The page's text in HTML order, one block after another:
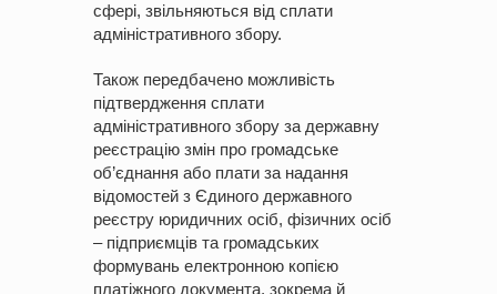
сфері, звільняються від сплати
адміністративного збору.
Також передбачено можливість
підтвердження сплати
адміністративного збору за державну
реєстрацію змін про громадське
об’єднання або плати за надання
відомостей з Єдиного державного
реєстру юридичних осіб, фізичних осіб
– підприємців та громадських
формувань електронною копією
платіжного документа, зокрема й